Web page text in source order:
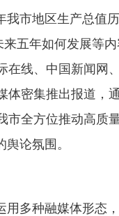
市地区生产总值
五年如何发展等
在线、中国新闻网
体密集推出报道，
市全方位推动高质
论氛围。
多种融媒体形态